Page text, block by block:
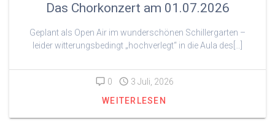
Das Chorkonzert am 01.07.2026
Geplant als Open Air im wunderschönen Schillergarten –
leider witterungsbedingt „hochverlegt“ in die Aula des[…]
0
3 Juli, 2026
WEITERLESEN